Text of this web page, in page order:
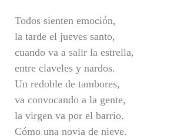
Todos sienten emoción,
la tarde el jueves santo,
cuando va a salir la estrella,
entre claveles y nardos.
Un redoble de tambores,
va convocando a la gente,
la virgen va por el barrio.
Cómo una novia de nieve.